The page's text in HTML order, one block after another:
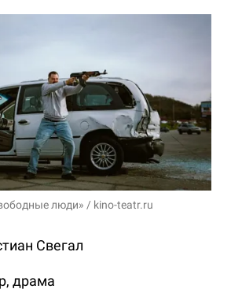
люди» / kino-teatr.ru
Свегал
драма